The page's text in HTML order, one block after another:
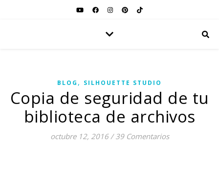
BLOG , SILHOUETTE STUDIO
Copia de seguridad de tu
biblioteca de archivos
octubre 12, 2016 / 39 Comentarios